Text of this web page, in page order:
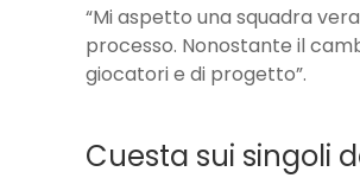
“Mi aspetto una squadra
processo. Nonostante il
giocatori e di progetto”.
Cuesta sui singoli